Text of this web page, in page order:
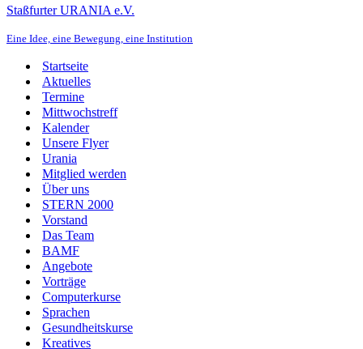
Staßfurter URANIA e.V.
Eine Idee, eine Bewegung, eine Institution
Startseite
Aktuelles
Termine
Mittwochstreff
Kalender
Unsere Flyer
Urania
Mitglied werden
Über uns
STERN 2000
Vorstand
Das Team
BAMF
Angebote
Vorträge
Computerkurse
Sprachen
Gesundheitskurse
Kreatives